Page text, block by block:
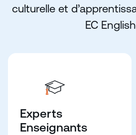
culturelle et
EC
Experts
Enseignants